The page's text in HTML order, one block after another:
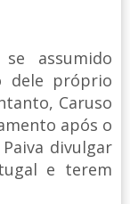
assumido
dele próprio
Caruso
após o
divulgar
e terem